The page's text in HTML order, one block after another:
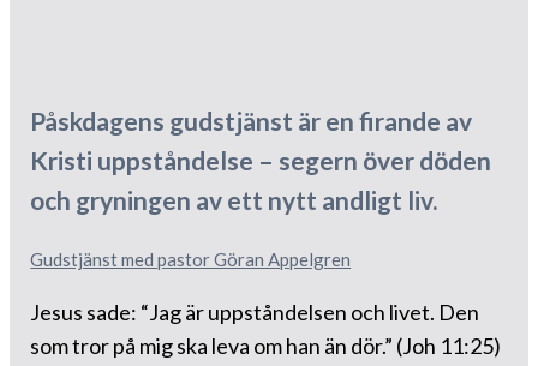
Påskdagens gudstjänst är en firande av
Kristi uppståndelse – segern över döden
och gryningen av ett nytt andligt liv.
Gudstjänst med pastor Göran Appelgren
Jesus sade: “Jag är uppståndelsen och livet. Den
som tror på mig ska leva om han än dör.” (Joh 11:25)